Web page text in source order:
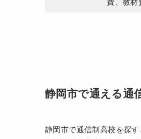
費、教材
静岡市で通える通
静岡市で通信制高校を探